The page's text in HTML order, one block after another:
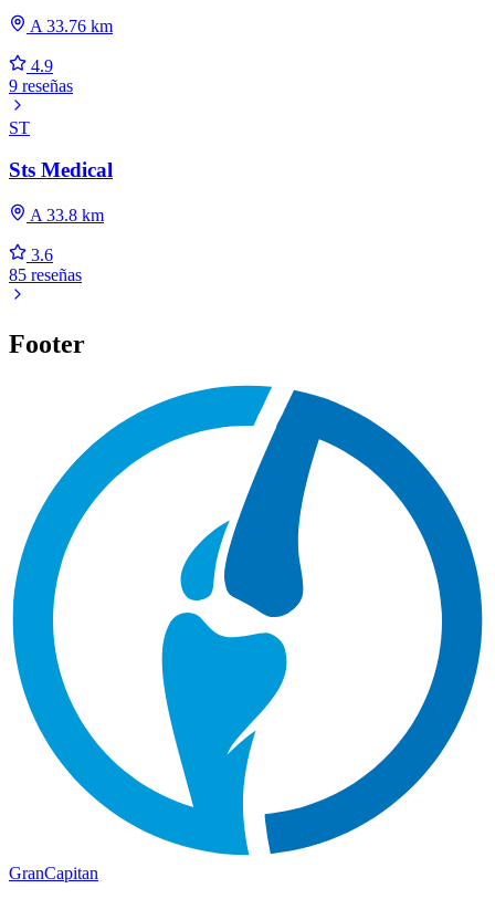
A 33.76 km
4.9
9 reseñas
ST
Sts Medical
A 33.8 km
3.6
85 reseñas
Footer
GranCapitan